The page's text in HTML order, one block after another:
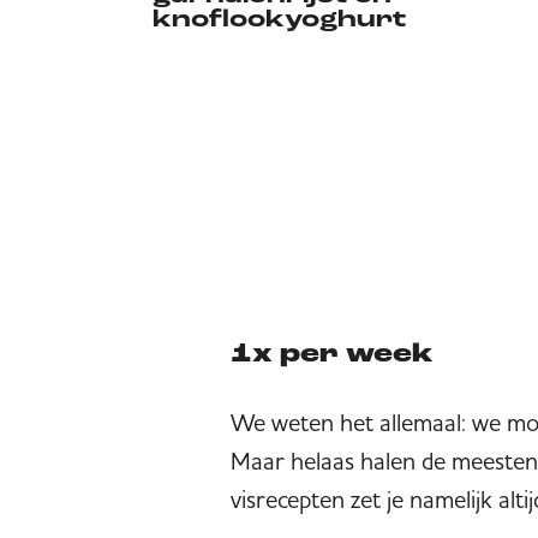
knoflookyoghurt
1x per week
We weten het allemaal: we
Maar helaas halen de
visrecepten zet je namelijk